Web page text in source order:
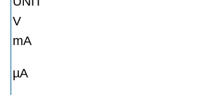
V
mA
µA